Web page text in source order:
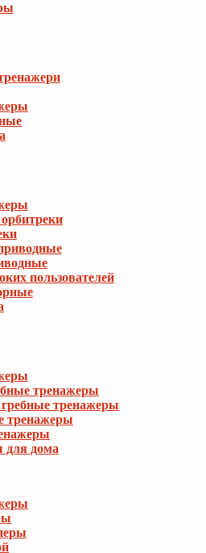
пользователей
тренажеры
тренажеры
тренажеры
для дома